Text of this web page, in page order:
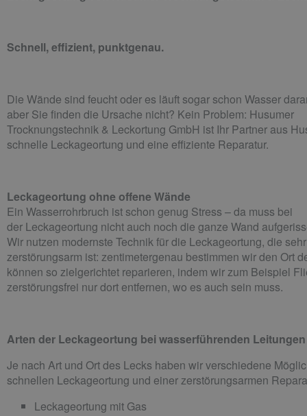
Schnell, effizient, punktgenau.
Die Wände sind feucht oder es läuft sogar schon Wasser
aber Sie finden die Ursache nicht? Kein Problem: Husumer
Trocknungstechnik & Leckortung GmbH ist Ihr Partner aus
schnelle Leckageortung und eine effiziente Reparatur.
Leckageortung ohne offene Wände
Ein Wasserrohrbruch ist schon genug Stress – da muss bei
der Leckageortung nicht auch noch die ganze Wand
Wir nutzen modernste Technik für die Leckageortung, die sehr
zerstörungsarm ist: zentimetergenau bestimmen wir den Ort
können so zielgerichtet reparieren, indem wir zum Beispiel
zerstörungsfrei nur dort entfernen, wo es auch sein muss.
Arten der Leckageortung bei wasserführenden Leitungen
Je nach Art und Ort des Lecks haben wir verschiedene
schnellen Leckageortung und einer zerstörungsarmen
Leckageortung mit Gas